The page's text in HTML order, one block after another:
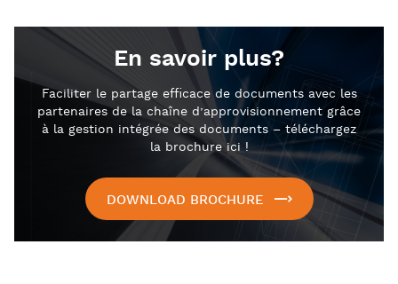
En savoir plus?
Faciliter le partage efficace de documents avec les
partenaires de la chaîne d’approvisionnement grâce
à la gestion intégrée des documents – téléchargez
la brochure ici !
DOWNLOAD BROCHURE